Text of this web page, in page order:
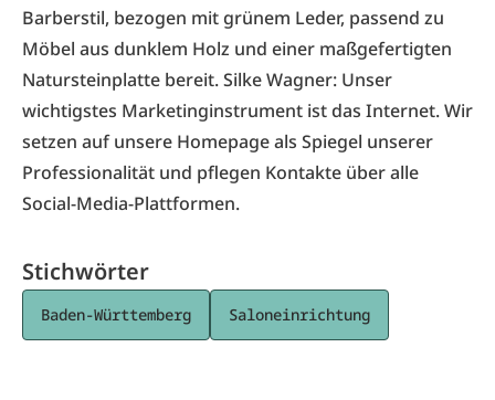
Barberstil, bezogen mit grünem Leder, passend zu
Möbel aus dunklem Holz und einer maßgefertigten
Natursteinplatte bereit. Silke Wagner: Unser
wichtigstes Marketinginstrument ist das Internet. Wir
setzen auf unsere Homepage als Spiegel unserer
Professionalität und pflegen Kontakte über alle
Social-Media-Plattformen.
Stichwörter
Baden-Württemberg Saloneinrichtung